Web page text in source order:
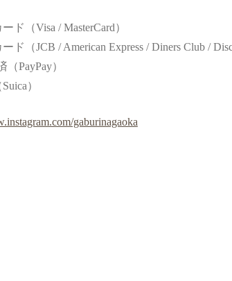
ド（Visa / MasterCard）
ド（JCB / American Express / Diners Club /
PayPay）
）
gaburinagaoka